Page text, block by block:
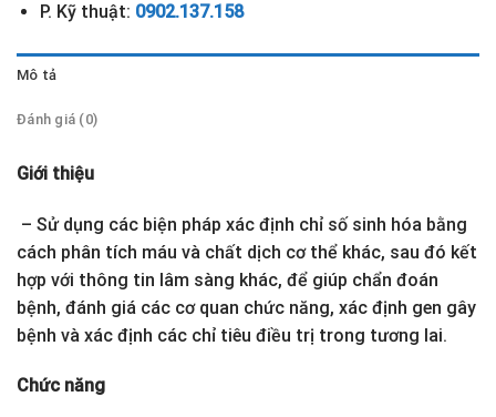
P. Kỹ thuật: 0902.137.158
Mô tả
Đánh giá (0)
Giới thiệu
– Sử dụng các biện pháp xác định chỉ số sinh hóa bằng
cách phân tích máu và chất dịch cơ thể khác, sau đó kết
hợp với thông tin lâm sàng khác, để giúp chẩn đoán
bệnh, đánh giá các cơ quan chức năng, xác định gen gây
bệnh và xác định các chỉ tiêu điều trị trong tương lai.
Chức năng